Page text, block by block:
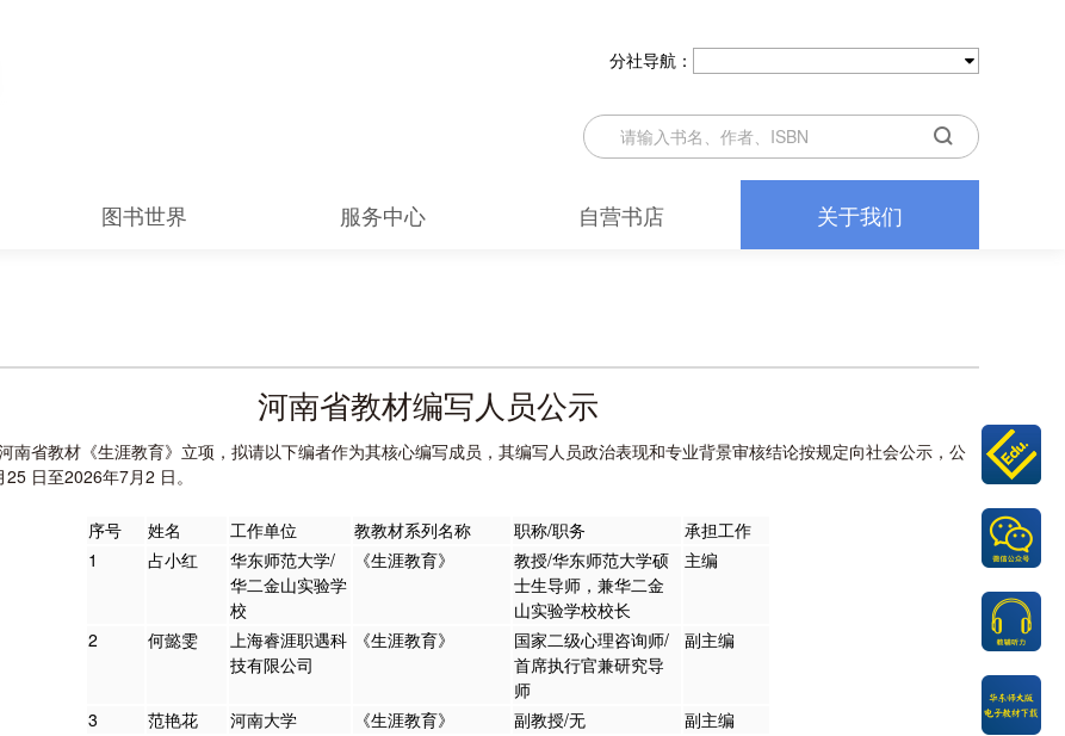
分社导航：
图书世界 服务中心 自营书店 关于我们
河南省教材编写人员公示
南省教材《生涯教育》立项，拟请以下编者作为其核心编写成员，其编写人员政治表现和专业背景审核结论按规定向社会公示，公
日至2026年7月2 日。
序号 姓名 工作单位 教教材系列名称 职称/职务
承担工作
1
占小红
华东师范大学/
华二金山实验学
校
《生涯教育》
教授/华东师范大学硕
士生导师，兼华二金
山实验学校校长
主编
2 何懿雯
上海睿涯职遇科
技有限公司
《生涯教育》
国家二级心理咨询师/
首席执行官兼研究导
师
副主编
3 范艳花 河南大学 《生涯教育》 副教授/无
副主编